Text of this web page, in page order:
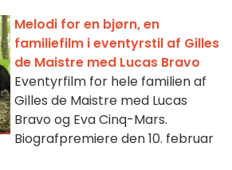
Melodi for en bjørn, en
familiefilm i eventyrstil af Gilles
de Maistre med Lucas Bravo
Eventyrfilm for hele familien af
Gilles de Maistre med Lucas
Bravo og Eva Cinq-Mars.
Biografpremiere den 10. februar